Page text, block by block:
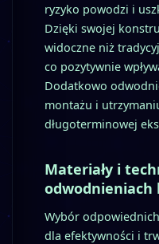
ryzyko powodzi i
Dzięki swojej
widoczne niż
co pozytywnie
Dodatkowo
montażu i
długoterminowej
Materiały i
odwodnieniach
Wybór
dla efektywności i